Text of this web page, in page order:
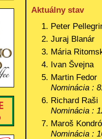
Aktuálny stav
Peter
Juraj Blanár
Mária
Ivan Švejna
Martin Fedor
Nominácia :
Richard Raši
Nominácia :
Maroš
Nominácia :